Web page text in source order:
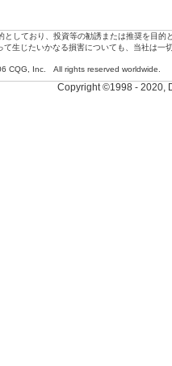
しており、投資等の勧誘または推奨を目
生じたいかなる損害についても、当社は一
CQG, Inc. All rights reserved worldwide.
Copyright ©1998 - 2020,